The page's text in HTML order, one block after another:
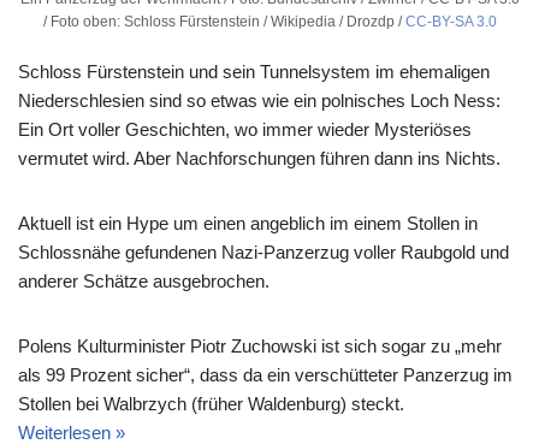
/ Foto oben: Schloss Fürstenstein / Wikipedia / Drozdp /CC-BY-SA 3.0
Schloss Fürstenstein und sein Tunnelsystem im ehemaligen
Niederschlesien sind so etwas wie ein polnisches Loch Ness:
Ein Ort voller Geschichten, wo immer wieder Mysteriöses
vermutet wird. Aber Nachforschungen führen dann ins Nichts.
Aktuell ist ein Hype um einen angeblich im einem Stollen in
Schlossnähe gefundenen Nazi-Panzerzug voller Raubgold und
anderer Schätze ausgebrochen.
Polens Kulturminister Piotr Zuchowski ist sich sogar zu „mehr
als 99 Prozent sicher“, dass da ein verschütteter Panzerzug im
Stollen bei Walbrzych (früher Waldenburg) steckt.
Weiterlesen »